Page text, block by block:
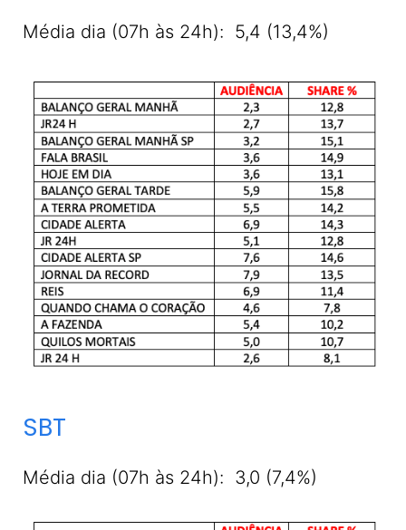
Média dia (07h às 24h): 5,4 (13,4%)
SBT
Média dia (07h às 24h): 3,0 (7,4%)